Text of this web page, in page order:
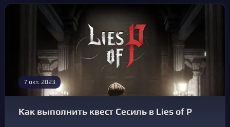
7 окт. 2023
Как выполнить квест Сесиль в Lies of P